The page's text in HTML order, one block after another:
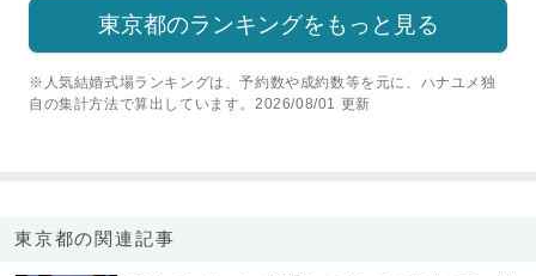
東京都のランキングをもっと見る
※人気結婚式場ランキングは、予約数や成約数等を元に、ハナユメ独
自の集計方法で算出しています。2026/08/01 更新
東京都の関連記事